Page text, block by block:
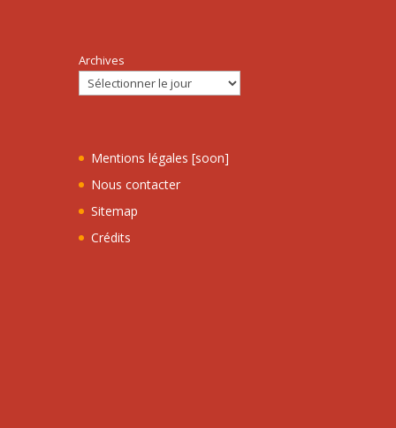
Archives
Mentions légales [soon]
Nous contacter
Sitemap
Crédits